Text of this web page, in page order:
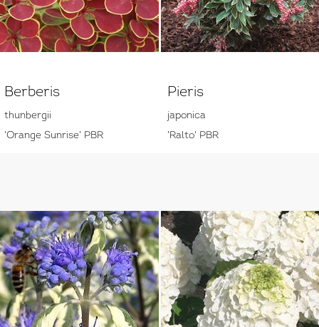
Berberis
thunbergii
'Orange Sunrise' PBR
Pieris
japonica
'Ralto' PBR